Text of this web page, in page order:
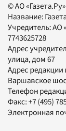
© АО
Название:
Учредитель:АО
7743625728
Адрес
улица, дом 67
Адрес редакции
Варшавское
Телефон
Факс:+7 (495)
Электронная